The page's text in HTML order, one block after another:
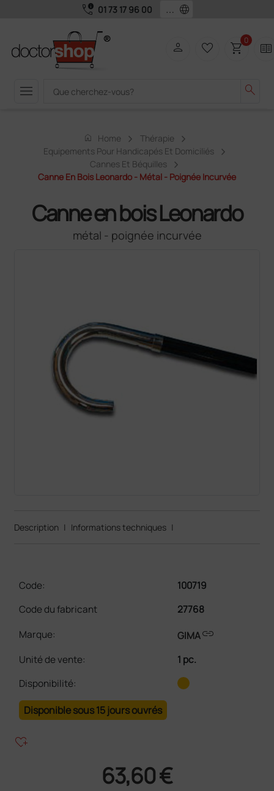
call_quality 01 73 17 96 00 language
menu search
person favorite_border shopping_cart0 two_pager
home Home
Thérapie
Equipements Pour Handicapés Et Domiciliés
Cannes Et Béquilles
Canne En Bois Leonardo - Métal - Poignée Incurvée
Canne en bois Leonardo
métal - poignée incurvée
Description | Informations techniques |
Code:
100719
Code du fabricant
27768
Marque:
GIMAlink
Unité de vente:
1 pc.
Disponibilité:
Disponible sous 15 jours ouvrés
heart_plus
63,60 €